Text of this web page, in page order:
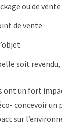
ou de vente
de vente
soit
ont un fort
concevoir
sur